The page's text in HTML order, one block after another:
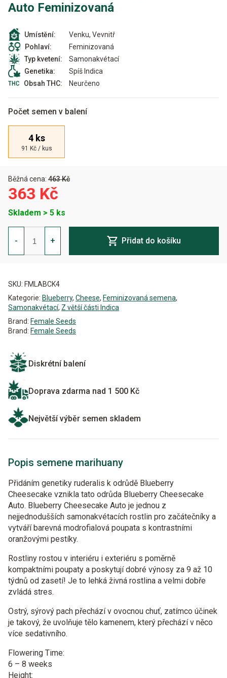
Auto Feminizovaná
Umístění:
Venku, Vevnitř
Pohlaví:
Feminizovaná
Typ kvetení:
Samonakvétací
Genetika:
Spíš Indica
Obsah THC:
Neurčeno
Počet semen v balení
4 ks
91 Kč / kus
Běžná cena: 463 Kč
363 Kč
Skladem > 5 ks
-
Blueberry
Cheesecake
Auto
Feminizovaná
+ Přidat do košíku
SKU: FMLABCK4
Kategorie: Blueberry, Cheese, Feminizovaná semena,
Samonakvétací, Z větší části Indica
Brand: Female Seeds
Brand: Female Seeds
Diskrétní balení
Doprava zdarma nad 1 500 Kč
Největší výběr semen skladem
Popis semene marihuany
Přidáním genetiky ruderalis k odrůdě Blueberry
Cheesecake vznikla tato odrůda Blueberry Cheesecake
Auto. Blueberry Cheesecake Auto je jednou z
nejjednodušších samonakvétacích rostlin pro začátečníky a
vytváří barevná modrofialová poupata s kontrastními
oranžovými pestíky.
Rostliny rostou v interiéru i exteriéru s poměrně
kompaktními poupaty a poskytují dobré výnosy za 9 až 10
týdnů od zasetí! Je to lehká živná rostlina a velmi dobře
zvládá stres.
Ostrý, sýrový pach přechází v ovocnou chuť, zatímco účinek
je takový, že uvolňuje tělo kamenem, který přechází v něco
více sedativního.
Flowering Time:
6 – 8 weeks
Height: